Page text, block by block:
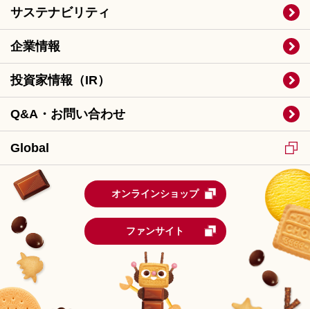
サステナビリティ
企業情報
投資家情報（IR）
Q&A・お問い合わせ
Global
オンラインショップ
ファンサイト